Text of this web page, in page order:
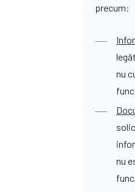
precum:
nu
nu